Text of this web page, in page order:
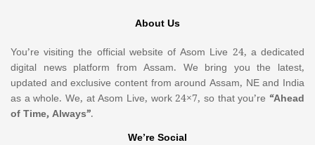
About Us
You’re visiting the official website of Asom Live 24, a dedicated
digital news platform from Assam. We bring you the latest,
updated and exclusive content from around Assam, NE and India
as a whole. We, at Asom Live, work 24×7, so that you’re “Ahead
of Time, Always”.
We’re Social